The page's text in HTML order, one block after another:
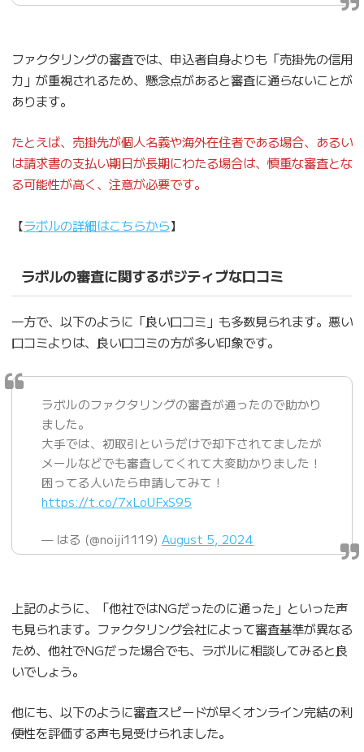
ファクタリングの審査では、申込者自身よりも「売掛先の信用
力」が重視されるため、懸念点があると審査に通らないことが
あります。
たとえば、売掛先が個人名義や海外在住者である場合、あるい
は請求書の支払い期日が長期にわたる場合は、慎重な審査とな
る可能性が高く、注意が必要です。
【ラボルの詳細はこちらから】
ラボルの審査に関するポジティブな口コミ
一方で、以下のように「良い口コミ」も多数見られます。悪い
口コミよりは、良い口コミの方が多い印象です。
ラボルのファクタリングの審査が通ったので助かり
ました。
大手では、初取引というだけで却下されてましたが
メールなどでも審査してくれて大変助かりました！
困ってる人いたら申請してみて！
https://t.co/7xLoUFxS95
— はる (@noiji1119)August 5, 2024
上記のように、「他社ではNGだったのに通った」といった声
も見られます。ファクタリング会社によって審査基準が異なる
ため、他社でNGだった場合でも、ラボルに相談してみると良
いでしょう。
他にも、以下のように審査スピードが早くオンライン完結の利
便性を評価する声も見受けられました。